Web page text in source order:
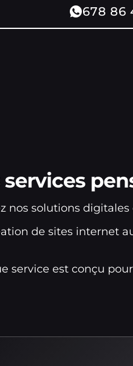
678 86
services
nos solutions
de sites internet
service est conçu